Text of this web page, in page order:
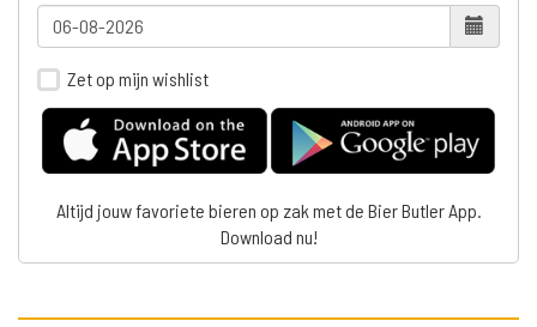
Zet op mijn wishlist
Altijd jouw favoriete bieren op zak met de Bier Butler App.
Download nu!